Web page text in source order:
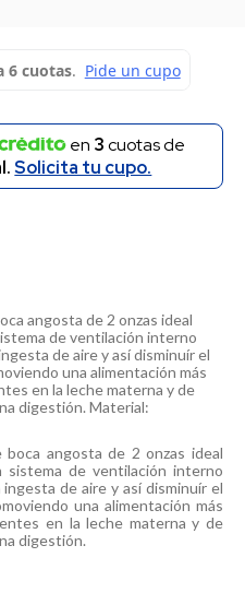
en 3cuotas de
Solicita tu cupo.
angosta de 2 onzas ideal
de ventilación interno
de aire y así disminuír el
una alimentación más
en la leche materna y de
digestión. Material:
angosta de 2 onzas ideal
sistema de ventilación interno
de aire y así disminuír el
una alimentación más
en la leche materna y de
digestión.